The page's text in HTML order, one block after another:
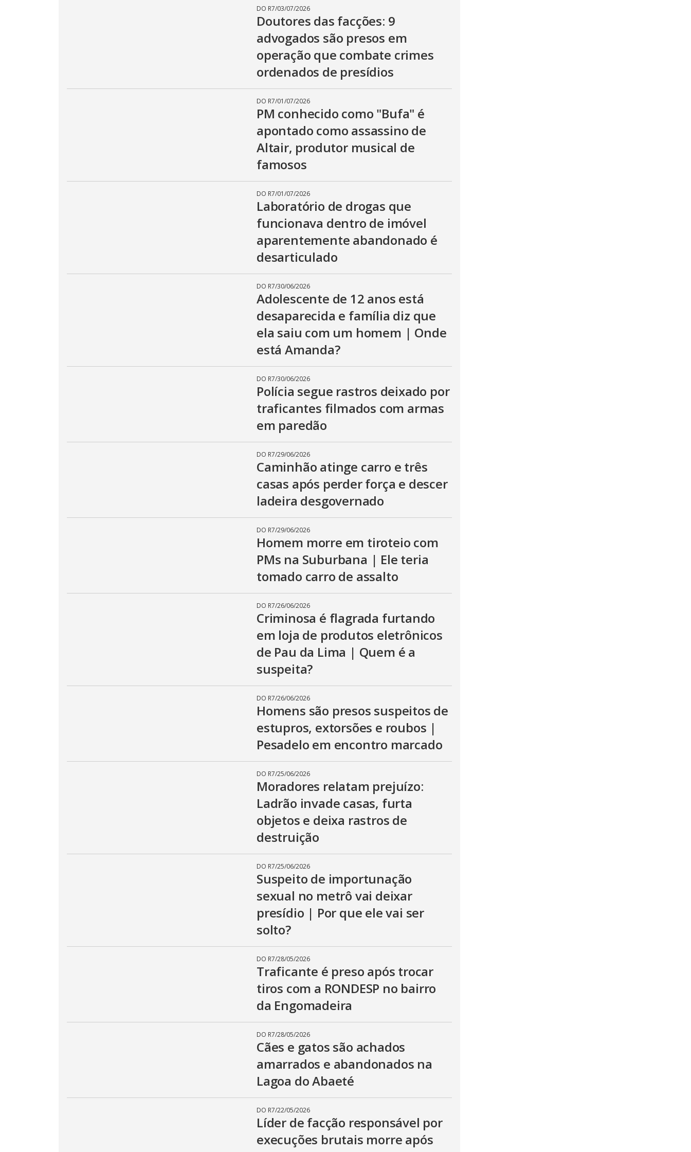
i
d
e
o
DO R7/03/07/2026
Doutores das facções: 9
advogados são presos em
operação que combate crimes
ordenados de presídios
DO R7/01/07/2026
PM conhecido como "Bufa" é
apontado como assassino de
Altair, produtor musical de
famosos
DO R7/01/07/2026
Laboratório de drogas que
funcionava dentro de imóvel
aparentemente abandonado é
desarticulado
DO R7/30/06/2026
Adolescente de 12 anos está
desaparecida e família diz que
ela saiu com um homem | Onde
está Amanda?
DO R7/30/06/2026
Polícia segue rastros deixado por
traficantes filmados com armas
em paredão
DO R7/29/06/2026
Caminhão atinge carro e três
casas após perder força e descer
ladeira desgovernado
DO R7/29/06/2026
Homem morre em tiroteio com
PMs na Suburbana | Ele teria
tomado carro de assalto
DO R7/26/06/2026
Criminosa é flagrada furtando
em loja de produtos eletrônicos
de Pau da Lima | Quem é a
suspeita?
DO R7/26/06/2026
Homens são presos suspeitos de
estupros, extorsões e roubos |
Pesadelo em encontro marcado
DO R7/25/06/2026
Moradores relatam prejuízo:
Ladrão invade casas, furta
objetos e deixa rastros de
destruição
DO R7/25/06/2026
Suspeito de importunação
sexual no metrô vai deixar
presídio | Por que ele vai ser
solto?
DO R7/28/05/2026
Traficante é preso após trocar
tiros com a RONDESP no bairro
da Engomadeira
DO R7/28/05/2026
Cães e gatos são achados
amarrados e abandonados na
Lagoa do Abaeté
DO R7/22/05/2026
Líder de facção responsável por
execuções brutais morre após